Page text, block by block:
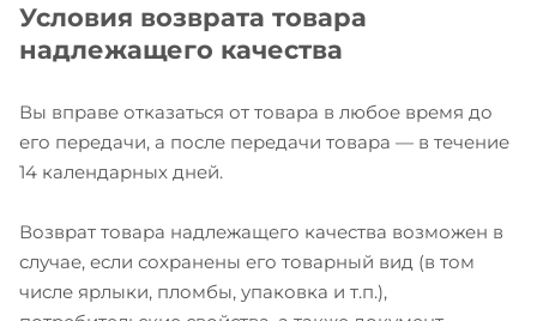
Условия возврата товара
надлежащего качества
Вы вправе отказаться от товара в любое время до
его передачи, а после передачи товара — в течение
14 календарных дней.
Возврат товара надлежащего качества возможен в
случае, если сохранены его товарный вид (в том
числе ярлыки, пломбы, упаковка и т.п.),